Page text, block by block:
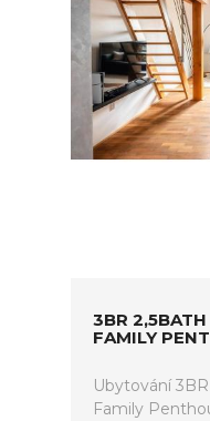
3BR
FAMILY
Ubytování
Family